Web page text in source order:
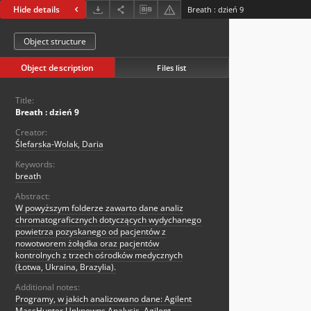
Hide details Breath : dzień 9
Object structure
Object description Files list
Title:
Breath : dzień 9
Creator:
Ślefarska-Wolak, Daria
Keywords:
breath
Abstract:
W powyższym folderze zawarto dane analiz
chromatograficznych dotyczących wydychanego
powietrza pozyskanego od pacjentów z
nowotworem żołądka oraz pacjentów
kontrolnych z trzech ośrodków medycznych
(Łotwa, Ukraina, Brazylia).
Additional notes:
Programy, w jakich analizowano dane: Agilent